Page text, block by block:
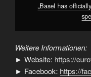
„Basel has
Weitere Informationen:
► Website: https://
► Facebook: https://